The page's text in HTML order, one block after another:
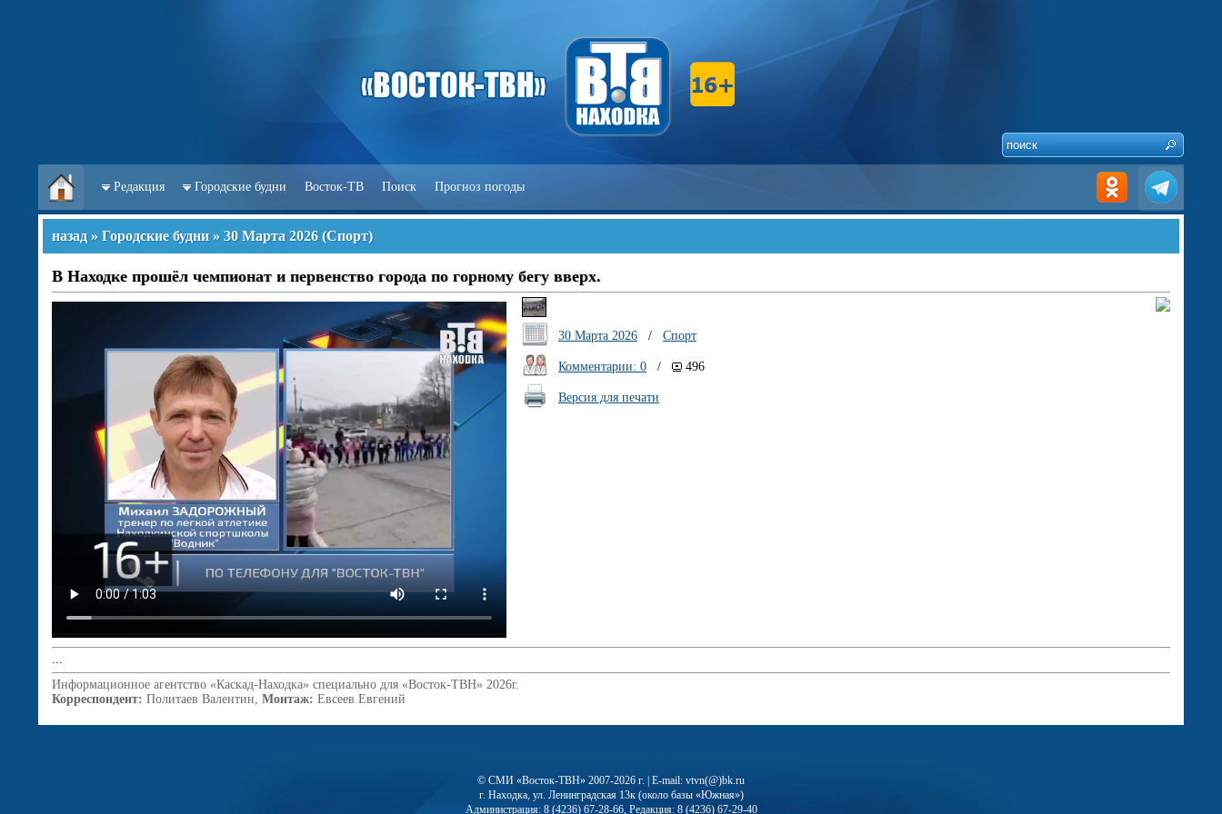
Редакция Городские будни Восток-ТВ Поиск Прогноз погоды
назад » Городские будни » 30 Марта 2026 (Спорт)
В Находке прошёл чемпионат и первенство города по горному бегу вверх.
30 Марта 2026 / Спорт
Комментарии: 0 / 496
Версия для печати
...
Информационное агентство «Каскад-Находка» специально для «Восток-ТВН» 2026г.
Корреспондент: Политаев Валентин, Монтаж: Евсеев Евгений
© СМИ «Восток-ТВН» 2007-2026 г. | E-mail: vtvn(@)bk.ru
г. Находка, ул. Ленинградская 13к (около базы «Южная»)
Администрация: 8 (4236) 67-28-66, Редакция: 8 (4236) 67-29-40